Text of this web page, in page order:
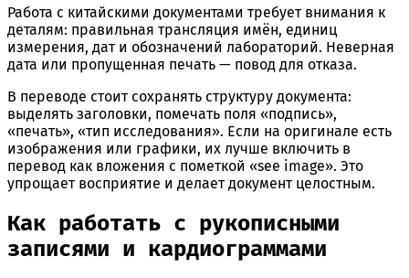
Работа с китайскими документами требует внимания к
деталям: правильная трансляция имён, единиц
измерения, дат и обозначений лабораторий. Неверная
дата или пропущенная печать — повод для отказа.
В переводе стоит сохранять структуру документа:
выделять заголовки, помечать поля «подпись»,
«печать», «тип исследования». Если на оригинале есть
изображения или графики, их лучше включить в
перевод как вложения с пометкой «see image». Это
упрощает восприятие и делает документ целостным.
Как работать с рукописными
записями и кардиограммами